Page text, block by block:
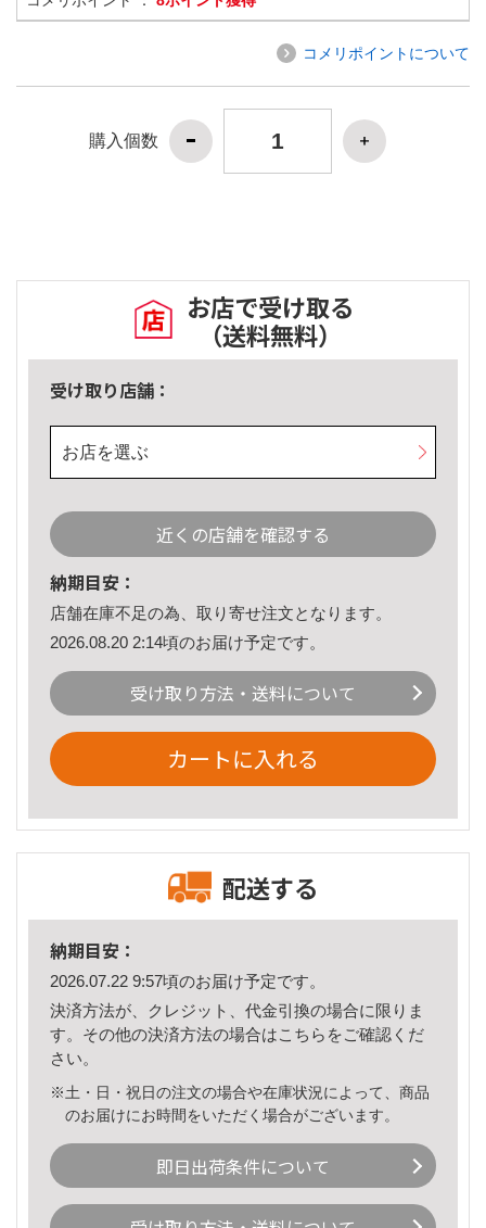
コメリポイントについて
購入個数
お店で受け取る
（送料無料）
受け取り店舗：
お店を選ぶ
近くの店舗を確認する
納期目安：
店舗在庫不足の為、取り寄せ注文となります。
2026.08.20 2:14頃のお届け予定です。
受け取り方法・送料について
カートに入れる
配送する
納期目安：
2026.07.22 9:57頃のお届け予定です。
決済方法が、クレジット、代金引換の場合に限りま
す。その他の決済方法の場合はこちら をご確認くだ
さい。
※土・日・祝日の注文の場合や在庫状況によって、商品
のお届けにお時間をいただく場合がございます。
即日出荷条件について